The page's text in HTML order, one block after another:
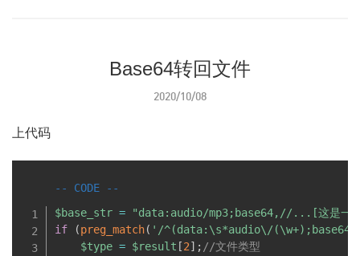
Base64转回文件
2020/10/08
上代码
$base_str =
"data:audio/mp3;base64,//...[这是一条
if
(preg_match( '/^(data:\s*audio\/
$type = $result [2] ; //文件类型